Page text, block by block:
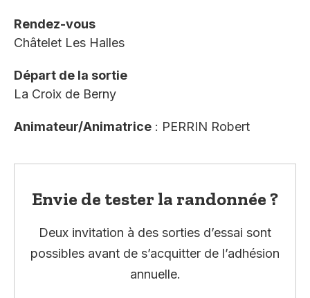
Rendez-vous
Châtelet Les Halles
Départ de la sortie
La Croix de Berny
Animateur/Animatrice : PERRIN Robert
Envie de tester la randonnée ?
Deux invitation à des sorties d’essai sont
possibles avant de s’acquitter de l’adhésion
annuelle.